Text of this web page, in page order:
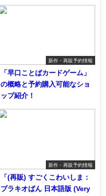
新作・再販予約情報
「早口ことばカードゲーム」
の概略と予約購入可能なショ
ップ紹介！
新作・再販予約情報
「(再販) すごくこわいしま：
ブラキオばん 日本語版 (Very